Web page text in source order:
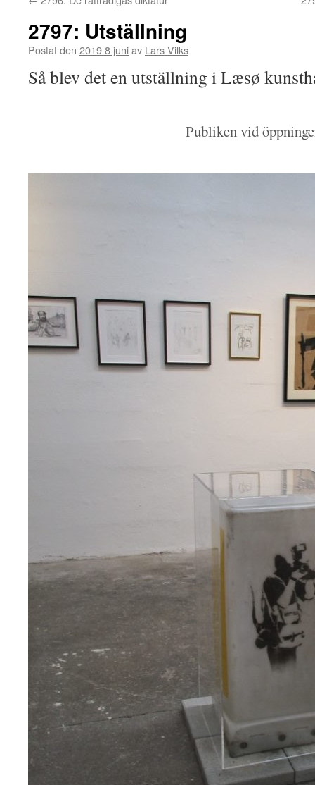
2797: Utställning
Postat den 2019 8 juniav Lars Vilks
Så blev det en utställning i Læsø
Publiken vid